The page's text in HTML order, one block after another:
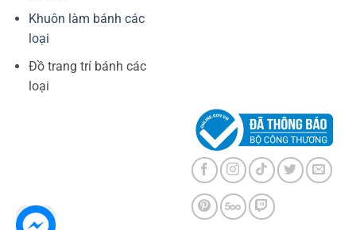
Khuôn làm bánh các
loại
Đồ trang trí bánh các
loại